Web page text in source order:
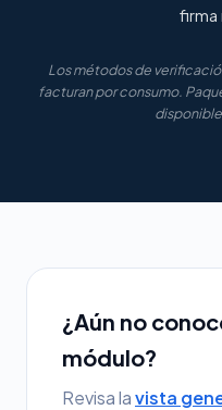
firma
Los métodos de
facturan por consumo.
¿Aún no
módulo?
Revisa lavista